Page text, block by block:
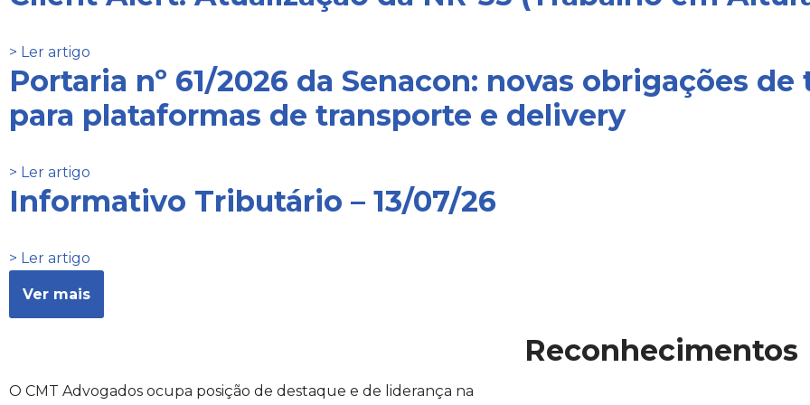
> Ler artigo
Portaria nº 61/2026 da Senacon: novas obrigações
para plataformas de transporte e delivery
> Ler artigo
Informativo Tributário – 13/07/26
> Ler artigo
Ver mais
O CMT Advogados ocupa posição de destaque e de liderança na
Reconhecimentos